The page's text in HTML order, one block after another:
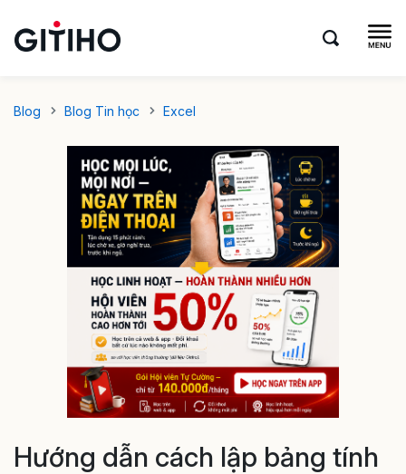
Blog Blog Tin học Excel
Hướng dẫn cách lập bảng tính